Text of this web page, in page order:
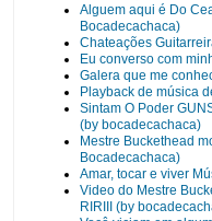
Alguem aqui é Do
Bocadecachaca)
Chateações
Eu converso com
Galera que me
Playback de música
Sintam O Poder
(by bocadecachaca)
Mestre Buckethead
Bocadecachaca)
Amar, tocar e viver
Video do Mestre
RIRIII (by